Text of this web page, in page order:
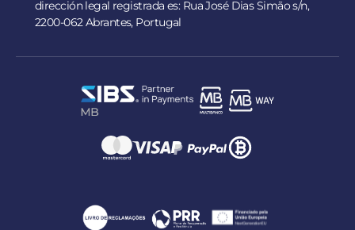
dirección legal registrada es: Rua José Dias Simão s/n,
2200-062 Abrantes, Portugal